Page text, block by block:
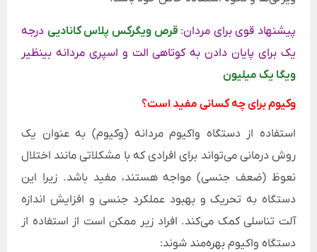
پیشنهاد قوی برای مردان:قرص ویگرکس پلاس کانادیی درجه
یک برای پایان دادن به کوتاهی الت و اسپری مردانه بینظیر
ویگا یک میلیون
وکیوم برای چه کسانی مفید است؟
استفاده از دستگاه واکیوم مردانه (وکیوم) به عنوان یک
روش درمانی می‌تواند برای افرادی که با مشکلاتی مانند اختلال
نعوظ (ضعف جنسی) مواجه هستند، مفید باشد. زیرا این
دستگاه به تحریک و بهبود عملکرد جنسی و افزایش اندازه
آلت تناسلی کمک می‌کند. افراد زیر ممکن است از استفاده از
دستگاه واکیوم بهره‌مند شوند: